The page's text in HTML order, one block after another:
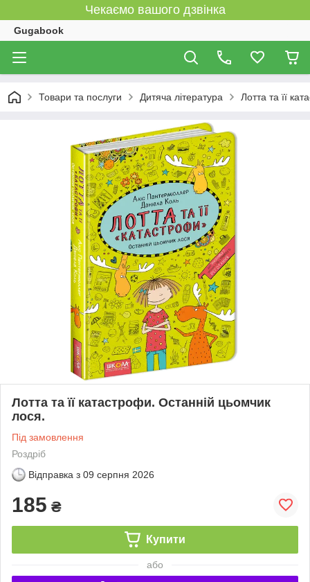
Чекаємо вашого дзвінка
Gugabook
Товари та послуги Дитяча література Лотта та її
Лотта та її катастрофи. Останній цьомчик
лося.
Під замовлення
Роздріб
Відправка з 09 серпня 2026
185 ₴
Купити
або